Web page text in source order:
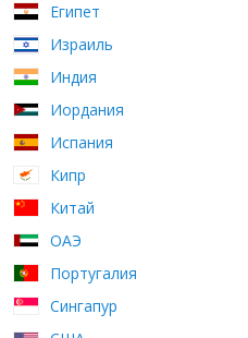
Египет
Израиль
Индия
Иордания
Испания
Кипр
Китай
ОАЭ
Португалия
Сингапур